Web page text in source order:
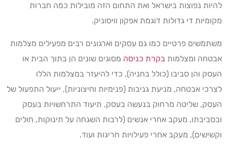
להיות נפוצות בישראל ואת התחום הזה מובילות כמה חברות
מקומיות די גדולות דוגמת אפקון וויסוניק.
משתמשים פרטיים כמו גם עסקים וארגונים רבים מפעילים מצלמות
אבטחה ומצלמות בקרת כניסה מסוגים שונים הן בתוך הבית או
העסק והן סביבו (כולל בחניה), כדי להיעזר במצלמות הללו
לצרכי אבטחה, מניעת גניבות (פנימיות וחיצוניות), ייעול התפעול של
העסק, שליטה מרחוק בנעשה בעסק, תיעוד התרחשויות בעסק
ובסביבתו, מעקב אחרי אנשים (לרבות השגחה על תינוקות, חולים
וקשישים), מעקב אחרי פעילויות חריגות ועוד.